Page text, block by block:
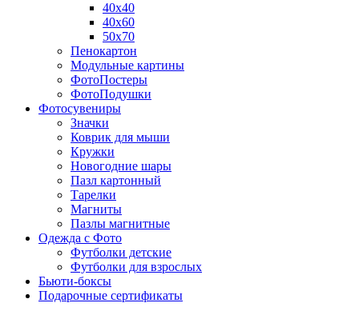
40х40
40х60
50х70
Пенокартон
Модульные картины
ФотоПостеры
ФотоПодушки
Фотоcувениры
Значки
Коврик для мыши
Кружки
Новогодние шары
Пазл картонный
Тарелки
Магниты
Пазлы магнитные
Одежда с Фото
Футболки детские
Футболки для взрослых
Бьюти-боксы
Подарочные сертификаты